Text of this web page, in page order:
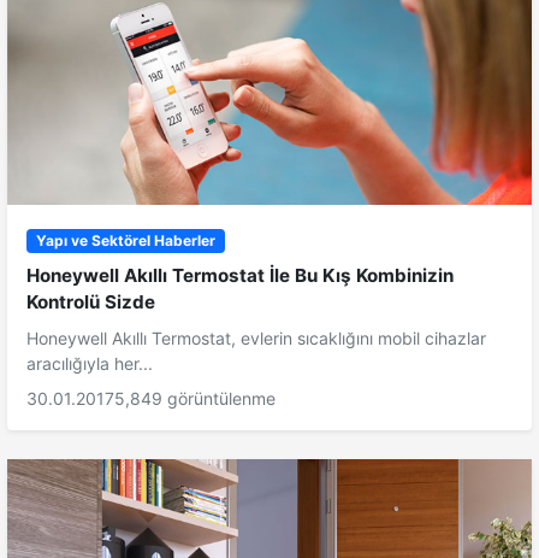
Yapı ve Sektörel Haberler
Honeywell Akıllı Termostat İle Bu Kış Kombinizin
Kontrolü Sizde
Honeywell Akıllı Termostat, evlerin sıcaklığını mobil cihazlar
aracılığıyla her...
30.01.20175,849 görüntülenme